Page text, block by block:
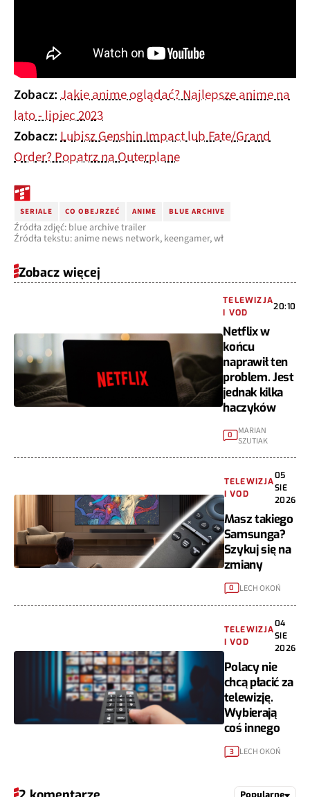
Zobacz:Jakie anime oglądać? Najlepsze anime na
lato - lipiec 2023
Zobacz:Lubisz Genshin Impact lub Fate/Grand
Order? Popatrz na Outerplane
SERIALE CO OBEJRZEĆ ANIME BLUE ARCHIVE
Źródła zdjęć: blue archive trailer
Źródła tekstu: anime news network, keengamer, wł
Zobacz więcej
TELEWIZJA
I VOD
20:10
Netflix w
końcu
naprawił ten
problem. Jest
jednak kilka
haczyków
0
MARIAN
SZUTIAK
TELEWIZJA
I VOD
05
SIE
2026
Masz takiego
Samsunga?
Szykuj się na
zmiany
0 LECH OKOŃ
TELEWIZJA
I VOD
04
SIE
2026
Polacy nie
chcą płacić za
telewizję.
Wybierają
coś innego
3 LECH OKOŃ